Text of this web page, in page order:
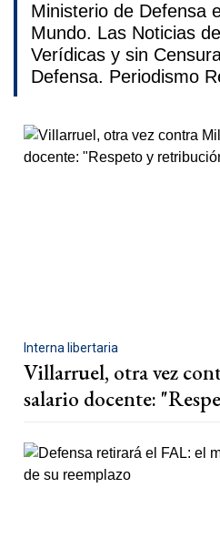
Ministerio de Defensa
Mundo. Las Noticias
Verídicas y sin
Defensa. Periodismo
Interna libertaria
Villarruel, otra vez
salario docente: